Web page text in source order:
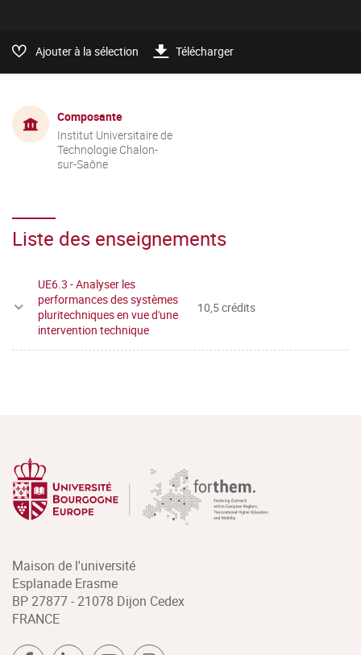
Ajouter à la sélection Télécharger
Composante
Institut Universitaire de
Technologie Chalon-
sur-Saône
Liste des enseignements
UE6.3 - Analyser les
performances des systèmes
pluritechniques en vue d'une
intervention technique
10,5 crédits
Maison de l'université
Esplanade Erasme
BP 27877 - 21078 Dijon Cedex
FRANCE